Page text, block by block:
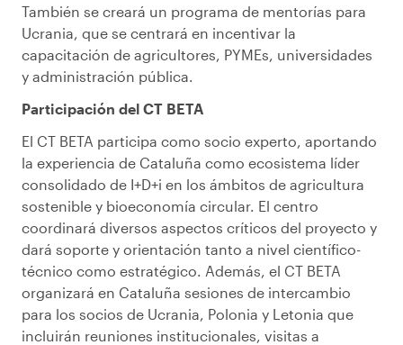
También se creará un programa de mentorías para
Ucrania, que se centrará en incentivar la
capacitación de agricultores, PYMEs, universidades
y administración pública.
Participación del CT BETA
El CT BETA participa como socio experto, aportando
la experiencia de Cataluña como ecosistema líder
consolidado de I+D+i en los ámbitos de agricultura
sostenible y bioeconomía circular. El centro
coordinará diversos aspectos críticos del proyecto y
dará soporte y orientación tanto a nivel científico-
técnico como estratégico. Además, el CT BETA
organizará en Cataluña sesiones de intercambio
para los socios de Ucrania, Polonia y Letonia que
incluirán reuniones institucionales, visitas a